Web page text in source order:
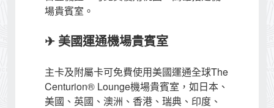
場貴賓室。
✈ 美國運通機場貴賓室
主卡及附屬卡可免費使用美國運通全球The
Centurion® Lounge機場貴賓室，如日本、
美國、英國、澳洲、香港、瑞典、印度、